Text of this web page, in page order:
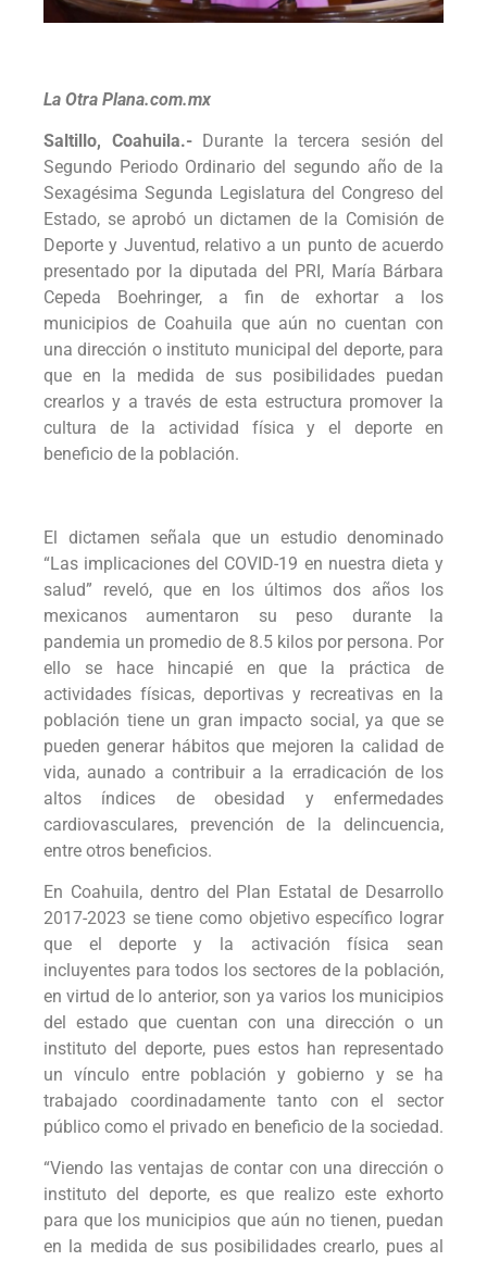
La Otra Plana.com.mx
Saltillo, Coahuila.-Durante la tercera sesión del
Segundo Periodo Ordinario del segundo año de la
Sexagésima Segunda Legislatura del Congreso del
Estado, se aprobó un dictamen de la Comisión de
Deporte y Juventud, relativo a un punto de acuerdo
presentado por la diputada del PRI, María Bárbara
Cepeda Boehringer, a fin de exhortar a los
municipios de Coahuila que aún no cuentan con
una dirección o instituto municipal del deporte, para
que en la medida de sus posibilidades puedan
crearlos y a través de esta estructura promover la
cultura de la actividad física y el deporte en
beneficio de la población.
El dictamen señala que un estudio denominado
“Las implicaciones del COVID-19 en nuestra dieta y
salud” reveló, que en los últimos dos años los
mexicanos aumentaron su peso durante la
pandemia un promedio de 8.5 kilos por persona. Por
ello se hace hincapié en que la práctica de
actividades físicas, deportivas y recreativas en la
población tiene un gran impacto social, ya que se
pueden generar hábitos que mejoren la calidad de
vida, aunado a contribuir a la erradicación de los
altos índices de obesidad y enfermedades
cardiovasculares, prevención de la delincuencia,
entre otros beneficios.
En Coahuila, dentro del Plan Estatal de Desarrollo
2017-2023 se tiene como objetivo específico lograr
que el deporte y la activación física sean
incluyentes para todos los sectores de la población,
en virtud de lo anterior, son ya varios los municipios
del estado que cuentan con una dirección o un
instituto del deporte, pues estos han representado
un vínculo entre población y gobierno y se ha
trabajado coordinadamente tanto con el sector
público como el privado en beneficio de la sociedad.
“Viendo las ventajas de contar con una dirección o
instituto del deporte, es que realizo este exhorto
para que los municipios que aún no tienen, puedan
en la medida de sus posibilidades crearlo, pues al